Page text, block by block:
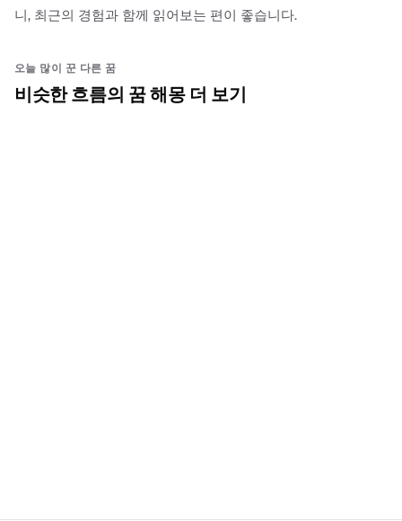
니, 최근의 경험과 함께 읽어보는 편이 좋습니다.
오늘 많이 꾼 다른 꿈
비슷한 흐름의 꿈 해몽 더 보기